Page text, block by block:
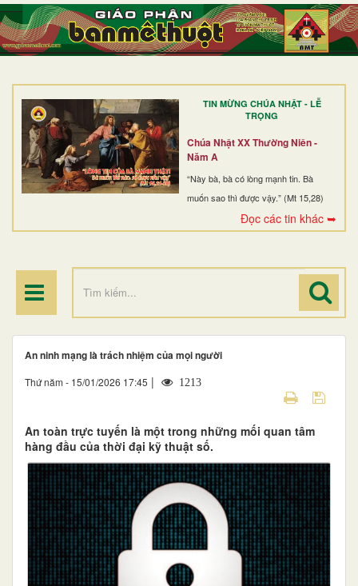
TIN MỪNG CHÚA NHẬT - LỄ
TRỌNG
Chúa Nhật XX Thường Niên -
Năm A
“Này bà, bà có lòng mạnh tin. Bà
muốn sao thì được vậy.” (Mt 15,28)
Đọc các tin khác ➥
TRANG NHẤT
GIỚI THIỆU
DÒNG TU
BAN MỤC VỤ
ĐOÀN THỂ CG
ĐIỂM HÀNH HƯƠNG
An ninh mạng là trách nhiệm của mọi người
Thứ năm - 15/01/2026 17:45 | 1213
An toàn trực tuyến là một trong những mối quan tâm
hàng đầu của thời đại kỹ thuật số.